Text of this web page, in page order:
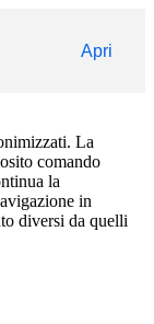
Apri
La
comando
la
in
diversi da quelli